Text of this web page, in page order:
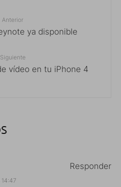
Anterior
ya disponible
Siguiente
vídeo en tu iPhone 4
14:47
Responder